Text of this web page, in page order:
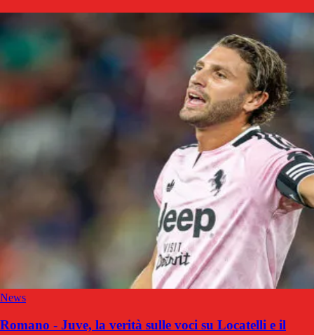
News
Romano - Juve, la verità sulle voci su Locatelli e il